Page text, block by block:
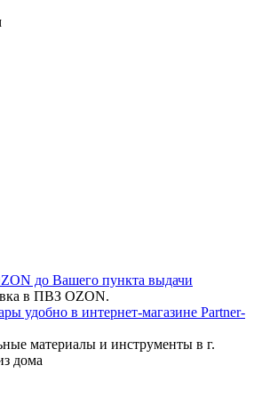
до Вашего пункта выдачи
в ПВЗ OZON.
удобно в интернет-магазине Partner-
материалы и инструменты в г.
дома